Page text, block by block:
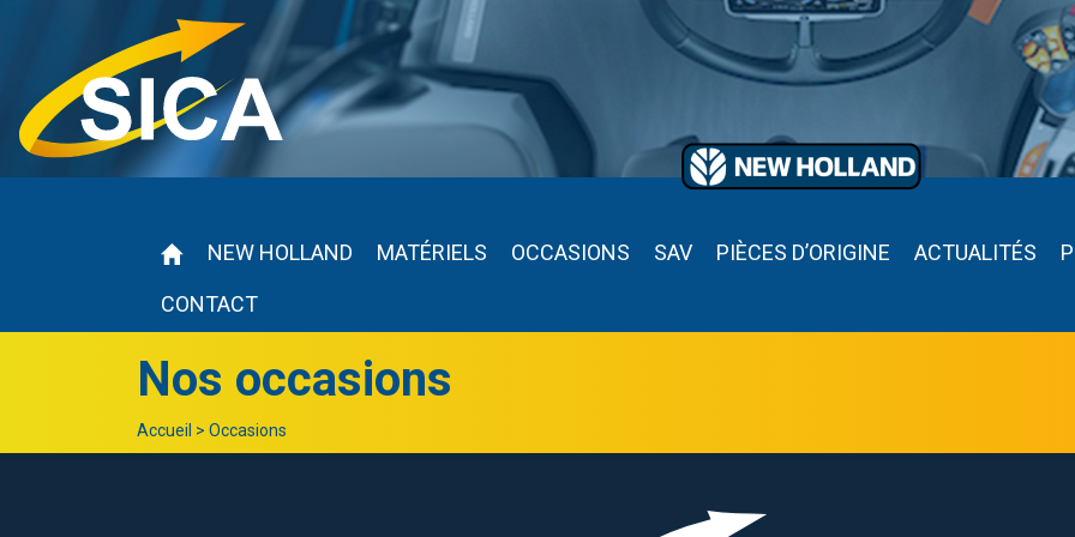
NEW HOLLAND MATÉRIELS OCCASIONS SAV PIÈCES D’ORIGINE ACTUALITÉS
CONTACT
Nos occasions
Accueil > Occasions